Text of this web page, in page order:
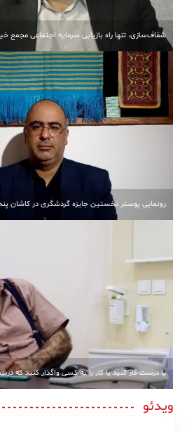
شفاف‌سازی، تنها راه بازیابی سرمایه اجتماعی
رونمایی پوستر نخستین جایزه گردشگری در کاشان پنجشنبه 24 آبان
یا درست کار کنید یا کار را به کسی واگذار کنید که
ویدئو